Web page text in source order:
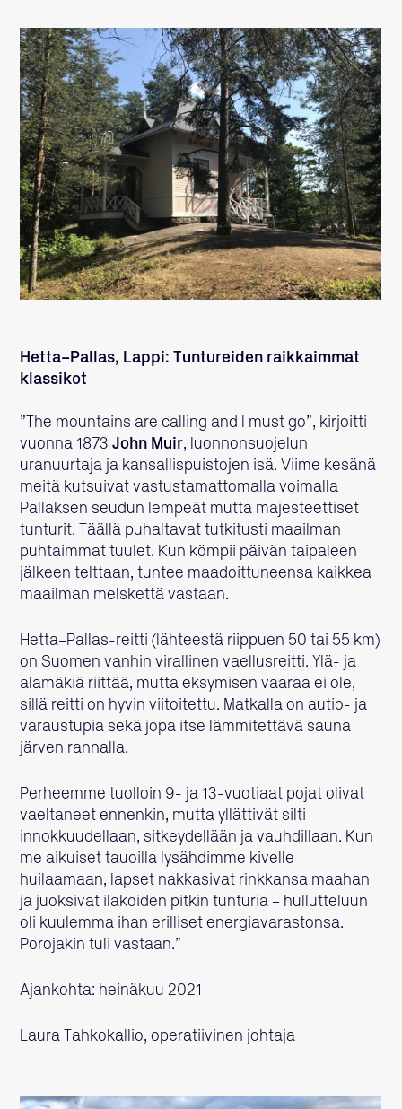
Hetta–Pallas, Lappi: Tuntureiden raikkaimmat
klassikot
”The mountains are calling and I must go”, kirjoitti
vuonna 1873John Muir, luonnonsuojelun
uranuurtaja ja kansallispuistojen isä. Viime kesänä
meitä kutsuivat vastustamattomalla voimalla
Pallaksen seudun lempeät mutta majesteettiset
tunturit. Täällä puhaltavat tutkitusti maailman
puhtaimmat tuulet. Kun kömpii päivän taipaleen
jälkeen telttaan, tuntee maadoittuneensa kaikkea
maailman melskettä vastaan.
Hetta–Pallas-reitti (lähteestä riippuen 50 tai 55 km)
on Suomen vanhin virallinen vaellusreitti. Ylä- ja
alamäkiä riittää, mutta eksymisen vaaraa ei ole,
sillä reitti on hyvin viitoitettu. Matkalla on autio- ja
varaustupia sekä jopa itse lämmitettävä sauna
järven rannalla.
Perheemme tuolloin 9- ja 13-vuotiaat pojat olivat
vaeltaneet ennenkin, mutta yllättivät silti
innokkuudellaan, sitkeydellään ja vauhdillaan. Kun
me aikuiset tauoilla lysähdimme kivelle
huilaamaan, lapset nakkasivat rinkkansa maahan
ja juoksivat ilakoiden pitkin tunturia – hullutteluun
oli kuulemma ihan erilliset energiavarastonsa.
Porojakin tuli vastaan.”
Ajankohta: heinäkuu 2021
Laura Tahkokallio, operatiivinen johtaja